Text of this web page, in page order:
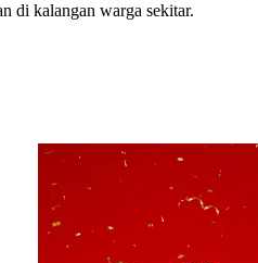
di kalangan warga sekitar.